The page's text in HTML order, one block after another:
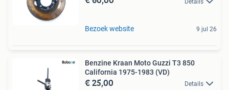
Bezoek website 9 jul 26
Benzine Kraan Moto Guzzi T3 850
California 1975-1983 (VD)
€ 25,00 Details